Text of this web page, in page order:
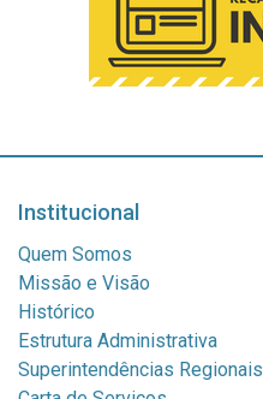
Institucional
Quem Somos
Missão e Visão
Histórico
Estrutura Administrativa
Superintendências Regionais